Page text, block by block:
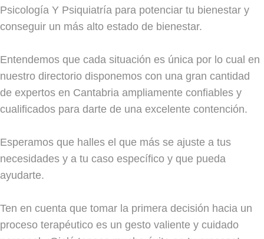
Psicología Y Psiquiatría para potenciar tu bienestar y
conseguir un más alto estado de bienestar.
Entendemos que cada situación es única por lo cual en
nuestro directorio disponemos con una gran cantidad
de expertos en Cantabria ampliamente confiables y
cualificados para darte de una excelente contención.
Esperamos que halles el que más se ajuste a tus
necesidades y a tu caso específico y que pueda
ayudarte.
Ten en cuenta que tomar la primera decisión hacia un
proceso terapéutico es un gesto valiente y cuidado